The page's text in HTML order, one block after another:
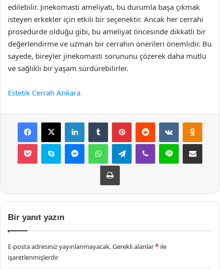
edilebilir. Jinekomasti ameliyatı, bu durumla başa çıkmak
isteyen erkekler için etkili bir seçenektir. Ancak her cerrahi
prosedürde olduğu gibi, bu ameliyat öncesinde dikkatli bir
değerlendirme ve uzman bir cerrahın önerileri önemlidir. Bu
sayede, bireyler jinekomasti sorununu çözerek daha mutlu
ve sağlıklı bir yaşam sürdürebilirler.
Estetik Cerrah Ankara
Facebook
X LinkedInTumblr PinterestReddit VKontakte
Pocket Skype MessengerWhatsAppTelegramViber Line E-Posta ile
Yazdır
Bir yanıt yazın
E-posta adresiniz yayınlanmayacak.Gerekli alanlar* ile
işaretlenmişlerdir